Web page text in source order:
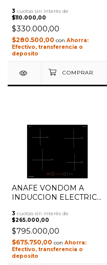
EMPOTRABLE 30CM
c2906b
3 cuotas sin interés de
$110.000,00
$330.000,00
$280.500,00 con
Efectivo, transferencia o
deposito
1/3
ANAFE VONDOM A
INDUCCION ELECTRICO
I7204C
3 cuotas sin interés de
$265.000,00
$795.000,00
$675.750,00 con
Efectivo, transferencia o
deposito